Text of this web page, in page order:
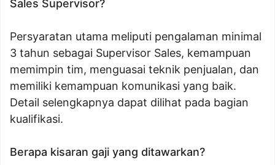
Sales Supervisor?
Persyaratan utama meliputi pengalaman minimal
3 tahun sebagai Supervisor Sales, kemampuan
memimpin tim, menguasai teknik penjualan, dan
memiliki kemampuan komunikasi yang baik.
Detail selengkapnya dapat dilihat pada bagian
kualifikasi.
Berapa kisaran gaji yang ditawarkan?